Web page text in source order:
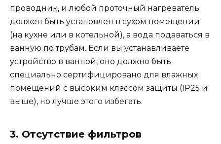
проводник, и любой проточный нагреватель
должен быть установлен в сухом помещении
(на кухне или в котельной), а вода подаваться в
ванную по трубам. Если вы устанавливаете
устройство в ванной, оно должно быть
специально сертифицировано для влажных
помещений с высоким классом защиты (IP25 и
выше), но лучше этого избегать.
3. Отсутствие фильтров